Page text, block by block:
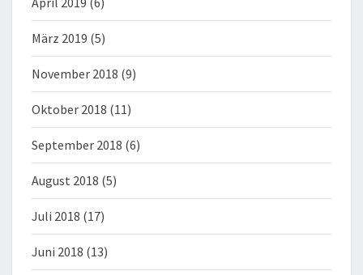
März 2019 (5)
November 2018 (9)
Oktober 2018 (11)
September 2018 (6)
August 2018 (5)
Juli 2018 (17)
Juni 2018 (13)